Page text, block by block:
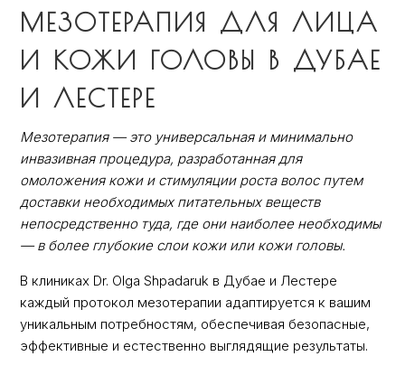
МЕЗОТЕРАПИЯ ДЛЯ ЛИЦА
И КОЖИ ГОЛОВЫ В ДУБАЕ
И ЛЕСТЕРЕ
Мезотерапия — это универсальная и минимально
инвазивная процедура, разработанная для
омоложения кожи и стимуляции роста волос путем
доставки необходимых питательных веществ
непосредственно туда, где они наиболее необходимы
— в более глубокие слои кожи или кожи головы.
В клиниках Dr. Olga Shpadaruk в Дубае и Лестере
каждый протокол мезотерапии адаптируется к вашим
уникальным потребностям, обеспечивая безопасные,
эффективные и естественно выглядящие результаты.